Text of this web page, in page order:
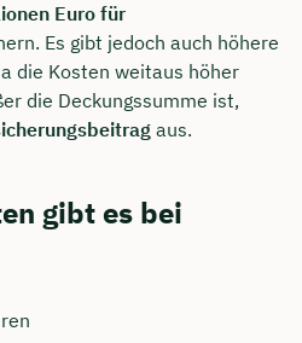
Euro für
Es gibt jedoch auch höhere
die Kosten weitaus höher
die Deckungssumme ist,
aus.
gibt es bei